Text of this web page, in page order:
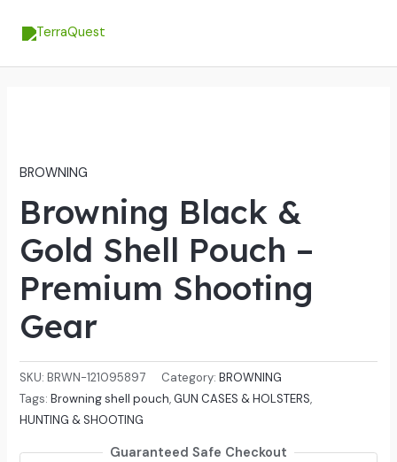
BROWNING
Browning Black &
Gold Shell Pouch –
Premium Shooting
Gear
SKU:BRWN-121095897 Category:BROWNING
Tags:Browning shell pouch,GUN CASES & HOLSTERS,
HUNTING & SHOOTING
Guaranteed Safe Checkout